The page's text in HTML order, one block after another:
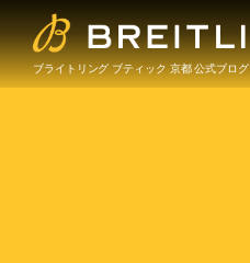
ブライトリング ブティック 京都 公式ブログ